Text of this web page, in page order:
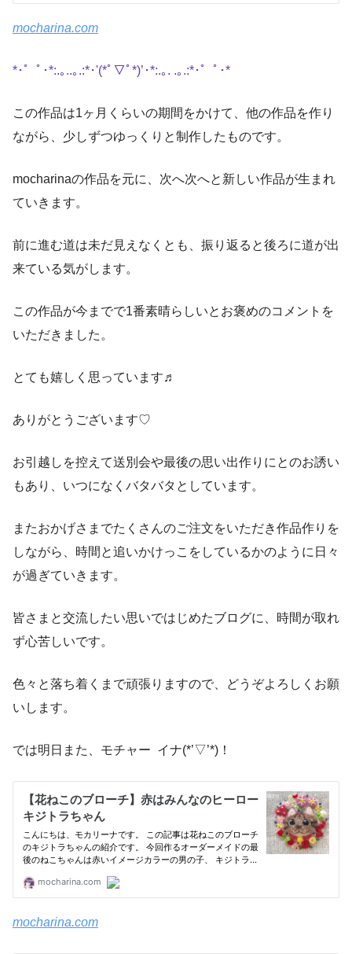
mocharina.com
*･゜ﾟ･*:.｡..｡.:*･'(*ﾟ▽ﾟ*)’･*:.｡. .｡.:*･゜ﾟ･*
この作品は1ヶ月くらいの期間をかけて、他の作品を作り
ながら、少しずつゆっくりと制作したものです。
mocharinaの作品を元に、次へ次へと新しい作品が生まれ
ていきます。
前に進む道は未だ見えなくとも、振り返ると後ろに道が出
来ている気がします。
この作品が今までで1番素晴らしいとお褒めのコメントを
いただきました。
とても嬉しく思っています♬
ありがとうございます♡
お引越しを控えて送別会や最後の思い出作りにとのお誘い
もあり、いつになくバタバタとしています。
またおかげさまでたくさんのご注文をいただき作品作りを
しながら、時間と追いかけっこをしているかのように日々
が過ぎていきます。
皆さまと交流したい思いではじめたブログに、時間が取れ
ず心苦しいです。
色々と落ち着くまで頑張りますので、どうぞよろしくお願
いします。
では明日また、モチャー イナ(*’▽’*)！
mocharina.com